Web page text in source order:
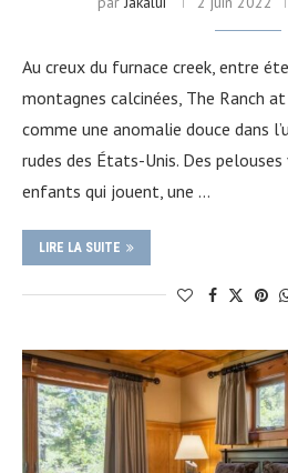
Au creux du furnace creek, entre
montagnes calcinées, The Ranch
comme une anomalie douce dans
rudes des États-Unis. Des
enfants qui jouent, une …
LIRE LA SUITE